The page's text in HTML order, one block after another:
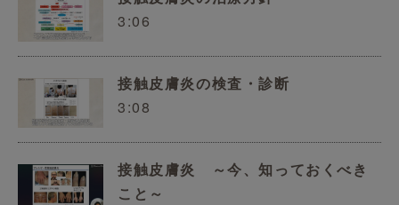
3:06
接触皮膚炎の検査・診断
3:08
接触皮膚炎 ～今、知っておくべき
こと～